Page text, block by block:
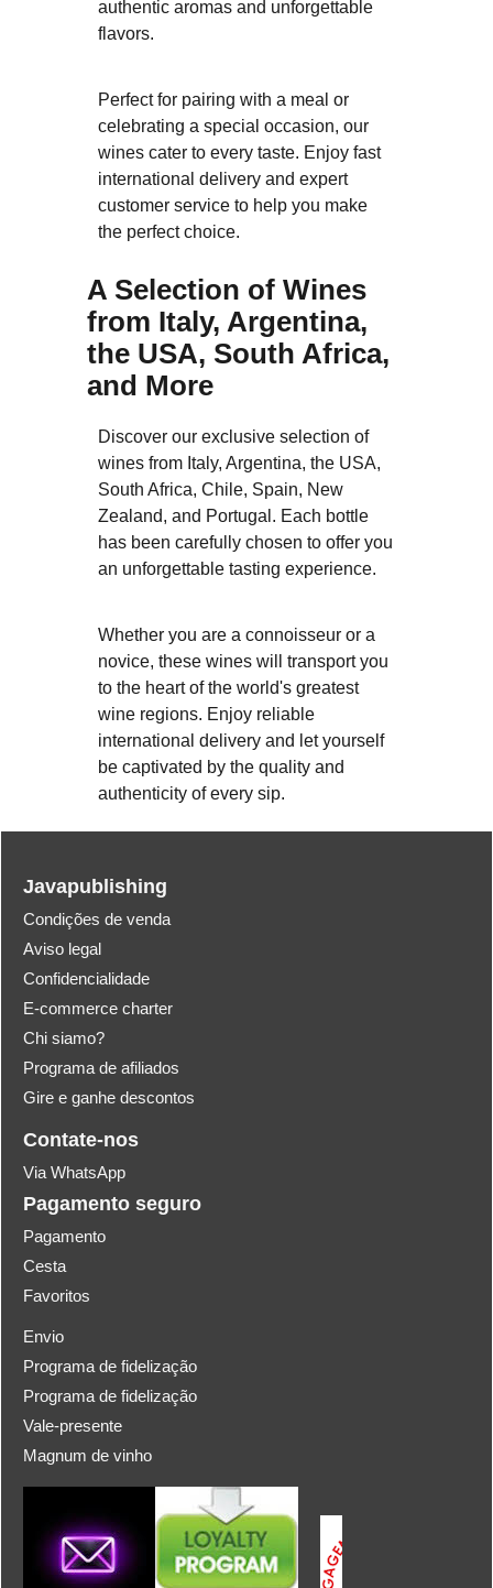
authentic aromas and unforgettable
flavors.
Perfect for pairing with a meal or
celebrating a special occasion, our
wines cater to every taste. Enjoy fast
international delivery and expert
customer service to help you make
the perfect choice.
A Selection of Wines
from Italy, Argentina,
the USA, South Africa,
and More
Discover our exclusive selection of
wines from Italy, Argentina, the USA,
South Africa, Chile, Spain, New
Zealand, and Portugal. Each bottle
has been carefully chosen to offer you
an unforgettable tasting experience.
Whether you are a connoisseur or a
novice, these wines will transport you
to the heart of the world's greatest
wine regions. Enjoy reliable
international delivery and let yourself
be captivated by the quality and
authenticity of every sip.
Javapublishing
Condições de venda
Aviso legal
Confidencialidade
E-commerce charter
Chi siamo?
Programa de afiliados
Gire e ganhe descontos
Contate-nos
Via WhatsApp
Pagamento seguro
Pagamento
Cesta
Favoritos
Envio
Programa de fidelização
Programa de fidelização
Vale-presente
Magnum de vinho